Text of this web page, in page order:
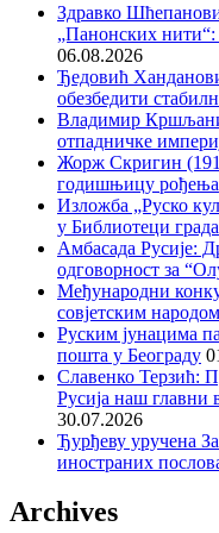
Здравко
„Панонских
06.08.2026
Ђедовић
обезбедити
Владимир
отпадничке
Жорж Скригин
годишњицу рођења
Изложба „Руско
у Библиотеци града
Амбасада Русије:
одговорност за
Међународни
совјетским
Руским јунацима
пошта у Београду
Славенко Терзић:
Русија наш главни
30.07.2026
Ђурђеву уручена
иностраних
Archives